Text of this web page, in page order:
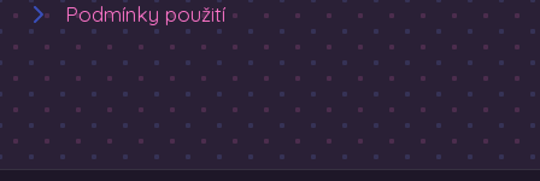
Podmínky použití